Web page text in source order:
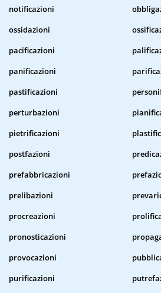
notificazioni
ossidazioni
pacificazioni
panificazioni
pastificazioni
perturbazioni
pietrificazioni
postfazioni
prefabbricazioni
prelibazioni
procreazioni
pronosticazioni
provocazioni
purificazioni